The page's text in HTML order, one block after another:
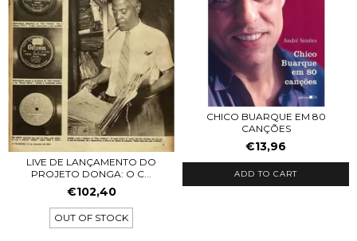
LIVE DE LANÇAMENTO DO
PROJETO DONGA: O C...
€102,40
OUT OF STOCK
CHICO BUARQUE EM 80
CANÇÕES
€13,96